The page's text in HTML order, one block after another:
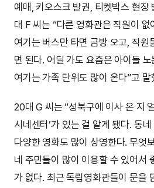
예매, 키오스크 발권, 티켓박스 현장
대 F 씨는 “다른 영화관은 직원이
여기는 버스만 타면 금방 오고, 직원
면 된다. 어딜 가도 요즘은 아이들 노
여기는 가족 단위도 많이 온다”고 말
20대 G 씨는 “성북구에 이사 온 지
시네센터’가 있는 걸 알게 됐다. 동
다양한 영화도 많이 상영한다. 무엇
네 주민들이 많이 이용할 수 있어서
가 없다. 최근 독립영화관들이 문을